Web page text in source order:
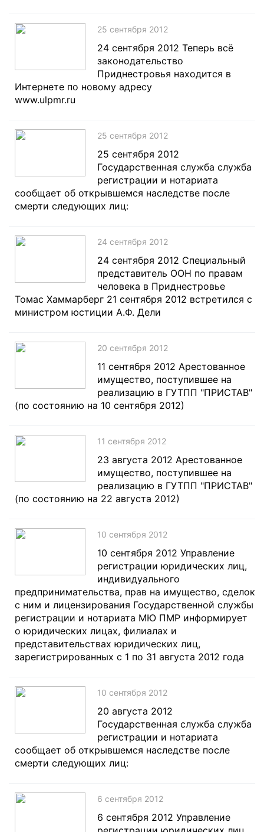
25 сентября 2012
24 сентября 2012 Теперь всё
законодательство
Приднестровья находится в
Интернете по новому адресу
www.ulpmr.ru
25 сентября 2012
25 сентября 2012
Государственная служба служба
регистрации и нотариата
сообщает об открывшемся наследстве после
смерти следующих лиц:
24 сентября 2012
24 сентября 2012 Специальный
представитель ООН по правам
человека в Приднестровье
Томас Хаммарберг 21 сентября 2012 встретился с
министром юстиции А.Ф. Дели
20 сентября 2012
11 сентября 2012 Арестованное
имущество, поступившее на
реализацию в ГУТПП "ПРИСТАВ"
(по состоянию на 10 сентября 2012)
11 сентября 2012
23 августа 2012 Арестованное
имущество, поступившее на
реализацию в ГУТПП "ПРИСТАВ"
(по состоянию на 22 августа 2012)
10 сентября 2012
10 сентября 2012 Управление
регистрации юридических лиц,
индивидуального
предпринимательства, прав на имущество, сделок
с ним и лицензирования Государственной службы
регистрации и нотариата МЮ ПМР информирует
о юридических лицах, филиалах и
представительствах юридических лиц,
зарегистрированных с 1 по 31 августа 2012 года
10 сентября 2012
20 августа 2012
Государственная служба служба
регистрации и нотариата
сообщает об открывшемся наследстве после
смерти следующих лиц:
6 сентября 2012
6 сентября 2012 Управление